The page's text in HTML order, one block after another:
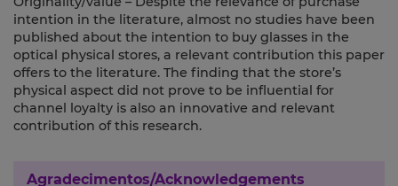
intention in the literature, almost no studies have been
published about the intention to buy glasses in the
optical physical stores, a relevant contribution this paper
offers to the literature. The finding that the store’s
physical aspect did not prove to be influential for
channel loyalty is also an innovative and relevant
contribution of this research.
Agradecimentos/Acknowledgements